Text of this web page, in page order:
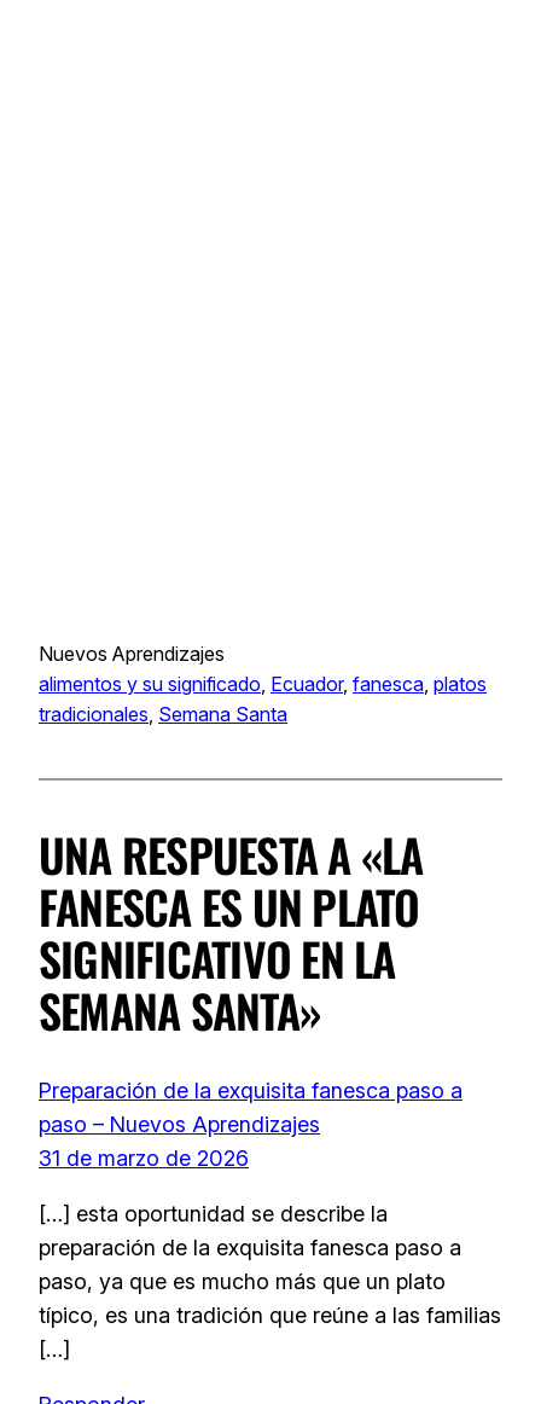
Nuevos Aprendizajes
alimentos y su significado, Ecuador, fanesca, platos
tradicionales, Semana Santa
UNA RESPUESTA A «LA
FANESCA ES UN PLATO
SIGNIFICATIVO EN LA
SEMANA SANTA»
Preparación de la exquisita fanesca paso a
paso – Nuevos Aprendizajes
31 de marzo de 2026
[…] esta oportunidad se describe la
preparación de la exquisita fanesca paso a
paso, ya que es mucho más que un plato
típico, es una tradición que reúne a las familias
[…]